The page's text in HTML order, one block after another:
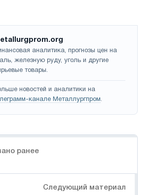
аналитика, прогнозы цен на
железную руду, уголь и другие
товары.
новостей и аналитики на
канале Металлургпром.
ранее
Следующий материал